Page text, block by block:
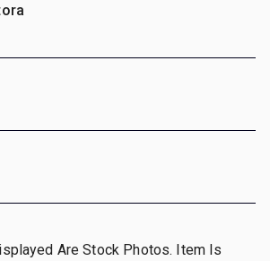
Are Stock Photos. Item Is